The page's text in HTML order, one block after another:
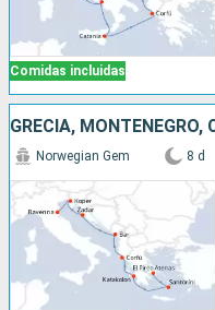
Comidas incluidas
Norwegian Gem 8 d